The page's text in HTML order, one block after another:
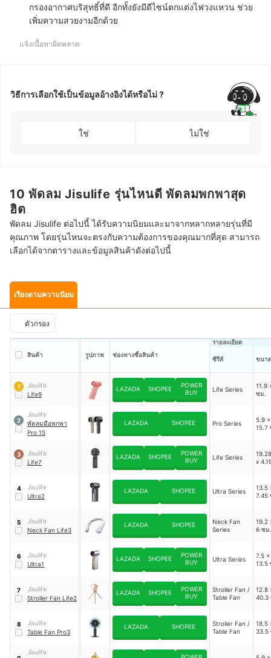
กรองอากาศบริสุทธิ์ที่ดี อีกทั้งยังมีดีไซน์ตกแต่งไฟวงแหวน ช่วย
เพิ่มความสวยงามอีกด้วย
แจ้งเนื้อหาผิดพลาด
วิธีการเลือกใช้เป็นข้อมูลอ้างอิงได้หรือไม่ ?
ใช่ ไม่ใช่
10 พัดลม Jisulife รุ่นไหนดี พัดลมพกพาสุด
ฮิต
พัดลม Jisulife ต่อไปนี้ ได้รับความนิยมและมาจากหลากหลายรุ่นที่มี
คุณภาพ โดยรุ่นไหนจะตรงกับความต้องการของคุณมากที่สุด สามารถ
เลือกได้จากตารางและข้อมูลสินค้าดังต่อไปนี้
เรียงตามความนิยม
ตัวกรอง
สินค้า รูปภาพ ช่องทางซื้อสินค้า
รายละเอียด
ซีรีส์ ขนา
1
Jisulife
Life9
LAZADA SHOPEE
POWER
BUY
Life Series
11.9
ซม.
2
Jisulife
พัดลมมือพกพา
Pro 1S
LAZADA SHOPEE Pro Series
5.9
15.7
3
Jisulife
Life7
LAZADA SHOPEE
POWER
BUY
Life Series
x
4
Jisulife
Ultra2
LAZADA SHOPEE Ultra Series
13.5
7.45
5
Jisulife
Neck Fan Life3
LAZADA SHOPEE
Neck Fan
Series
19.2
6 ซม.
6
Jisulife
Ultra1
LAZADA SHOPEE
POWER
BUY
Ultra Series
7.5
13.5
7
Jisulife
Stroller Fan Life2
LAZADA SHOPEE
POWER
BUY
Stroller Fan /
Table Fan
12.8
40.3
8
Jisulife
Table Fan Pro3
LAZADA SHOPEE
Stroller Fan /
Table Fan
18.5
33.5
Jisulife